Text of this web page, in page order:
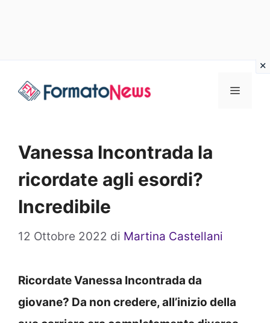
Menu
Vanessa Incontrada la
ricordate agli esordi?
Incredibile
12 Ottobre 2022 di Martina Castellani
Ricordate Vanessa Incontrada da
giovane? Da non credere, all’inizio della